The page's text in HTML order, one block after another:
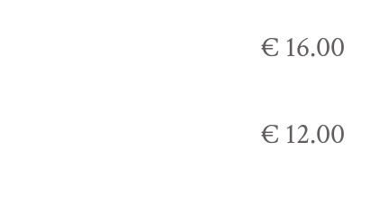
€ 16.00
€ 12.00